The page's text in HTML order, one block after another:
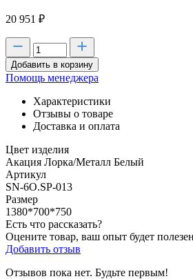
20 951 ₽
Добавить в корзину
Помощь менеджера
Характеристики
Отзывы о товаре
Доставка и оплата
Цвет изделия
Акация Лорка/Металл Белый
Артикул
SN-6O.SP-013
Размер
1380*700*750
Есть что рассказать?
Оцените товар, ваш опыт будет полезен
Добавить отзыв
Отзывов пока нет. Будьте первым!